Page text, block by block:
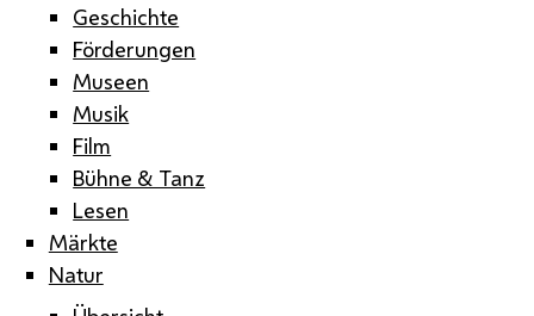
Geschichte
Förderungen
Museen
Musik
Film
Bühne & Tanz
Lesen
Märkte
Natur